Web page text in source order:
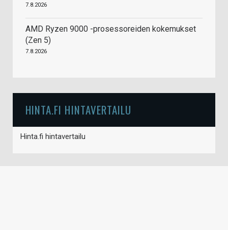
7.8.2026
AMD Ryzen 9000 -prosessoreiden kokemukset
(Zen 5)
7.8.2026
HINTA.FI HINTAVERTAILU
Hinta.fi hintavertailu